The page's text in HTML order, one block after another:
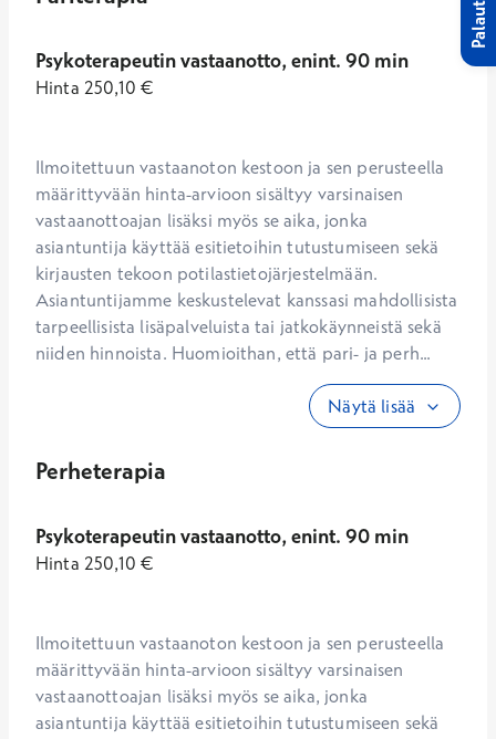
Psykoterapeutin vastaanotto, enint. 90 min
Hinta 250,10 €
Ilmoitettuun vastaanoton kestoon ja sen perusteella
määrittyvään hinta-arvioon sisältyy varsinaisen
vastaanottoajan lisäksi myös se aika, jonka
asiantuntija käyttää esitietoihin tutustumiseen sekä
kirjausten tekoon potilastietojärjestelmään.
Asiantuntijamme keskustelevat kanssasi mahdollisista
tarpeellisista lisäpalveluista tai jatkokäynneistä sekä
niiden hinnoista. Huomioithan, että pari- ja perh...
Näytä lisää
Perheterapia
Psykoterapeutin vastaanotto, enint. 90 min
Hinta 250,10 €
Ilmoitettuun vastaanoton kestoon ja sen perusteella
määrittyvään hinta-arvioon sisältyy varsinaisen
vastaanottoajan lisäksi myös se aika, jonka
asiantuntija käyttää esitietoihin tutustumiseen sekä
Palaute